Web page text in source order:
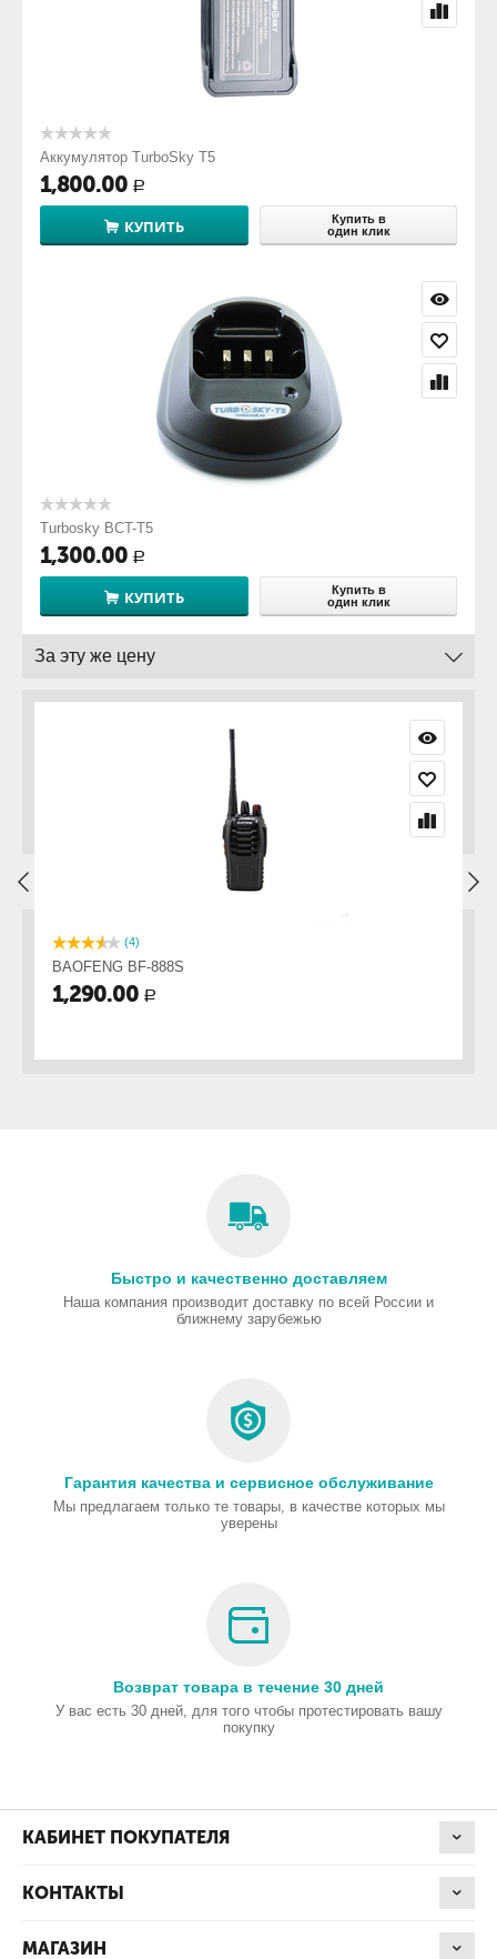
Аккумулятор TurboSky T5
1,800.00 Р
КУПИТЬ
Купить в
один клик
Turbosky BCT-T5
1,300.00 Р
КУПИТЬ
Купить в
один клик
За эту же цену
(4)
BAOFENG BF-888S
1,290.00 Р
Быстро и качественно доставляем
Наша компания производит доставку по всей России и
ближнему зарубежью
Гарантия качества и сервисное обслуживание
Мы предлагаем только те товары, в качестве которых мы
уверены
Возврат товара в течение 30 дней
У вас есть 30 дней, для того чтобы протестировать вашу
покупку
КАБИНЕТ ПОКУПАТЕЛЯ
КОНТАКТЫ
МАГАЗИН